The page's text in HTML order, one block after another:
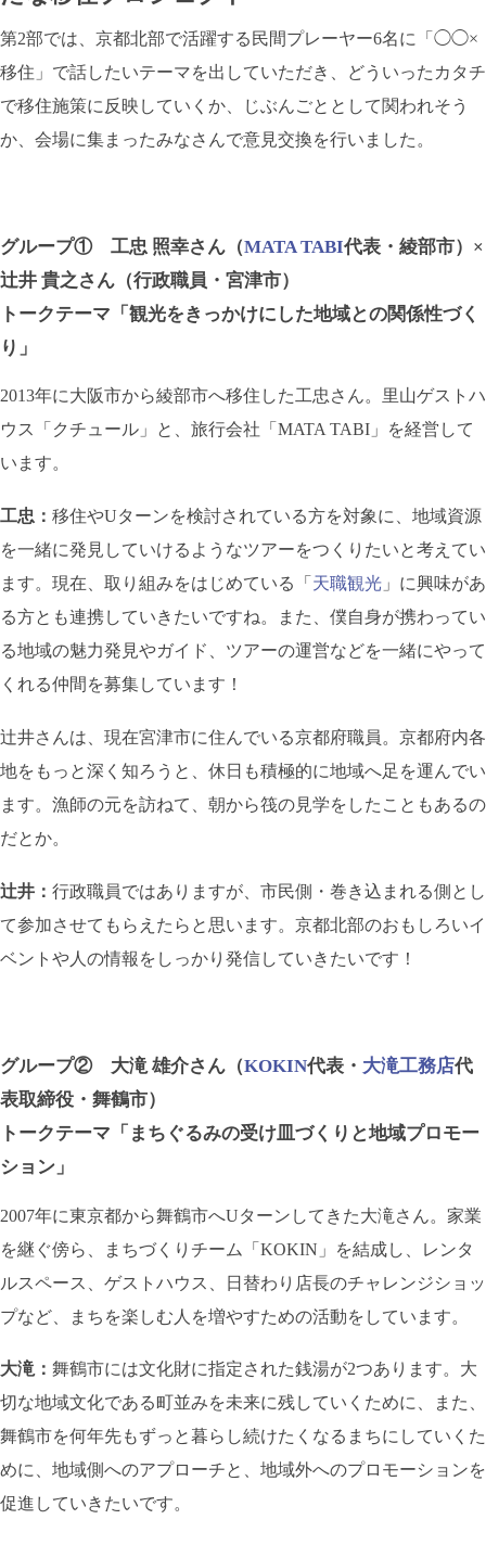
第2部では、京都北部で活躍する民間プレーヤー6名に「◯◯×
移住」で話したいテーマを出していただき、どういったカタチ
で移住施策に反映していくか、じぶんごととして関われそう
か、会場に集まったみなさんで意見交換を行いました。
グループ① 工忠 照幸さん（MATA TABI代表・綾部市）×
辻井 貴之さん（行政職員・宮津市）
トークテーマ「観光をきっかけにした地域との関係性づく
り」
2013年に大阪市から綾部市へ移住した工忠さん。里山ゲストハ
ウス「クチュール」と、旅行会社「MATA TABI」を経営して
います。
工忠： 移住やUターンを検討されている方を対象に、地域資源
を一緒に発見していけるようなツアーをつくりたいと考えてい
ます。現在、取り組みをはじめている「 天職観光 」に興味があ
る方とも連携していきたいですね。また、僕自身が携わってい
る地域の魅力発見やガイド、ツアーの運営などを一緒にやって
くれる仲間を募集しています！
辻井さんは、現在宮津市に住んでいる京都府職員。京都府内各
地をもっと深く知ろうと、休日も積極的に地域へ足を運んでい
ます。漁師の元を訪ねて、朝から筏の見学をしたこともあるの
だとか。
辻井： 行政職員ではありますが、市民側・巻き込まれる側とし
て参加させてもらえたらと思います。京都北部のおもしろいイ
ベントや人の情報をしっかり発信していきたいです！
グループ② 大滝 雄介さん（KOKIN代表・ 大滝工務店代
表取締役・舞鶴市）
トークテーマ「まちぐるみの受け皿づくりと地域プロモー
ション」
2007年に東京都から舞鶴市へUターンしてきた大滝さん。家業
を継ぐ傍ら、まちづくりチーム「KOKIN」を結成し、レンタ
ルスペース、ゲストハウス、日替わり店長のチャレンジショッ
プなど、まちを楽しむ人を増やすための活動をしています。
大滝： 舞鶴市には文化財に指定された銭湯が2つあります。大
切な地域文化である町並みを未来に残していくために、また、
舞鶴市を何年先もずっと暮らし続けたくなるまちにしていくた
めに、地域側へのアプローチと、地域外へのプロモーションを
促進していきたいです。